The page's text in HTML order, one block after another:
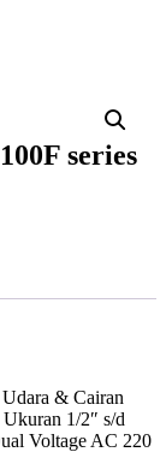
series
& Cairan
1/2″ s/d
Voltage AC 220